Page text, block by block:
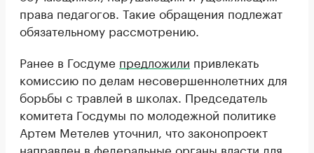
права педагогов. Такие обращения подлежат
обязательному рассмотрению.
Ранее в Госдуме предложили привлекать
комиссию по делам несовершеннолетних для
борьбы с травлей в школах. Председатель
комитета Госдумы по молодежной политике
Артем Метелев уточнил, что законопроект
направлен в федеральные органы власти для